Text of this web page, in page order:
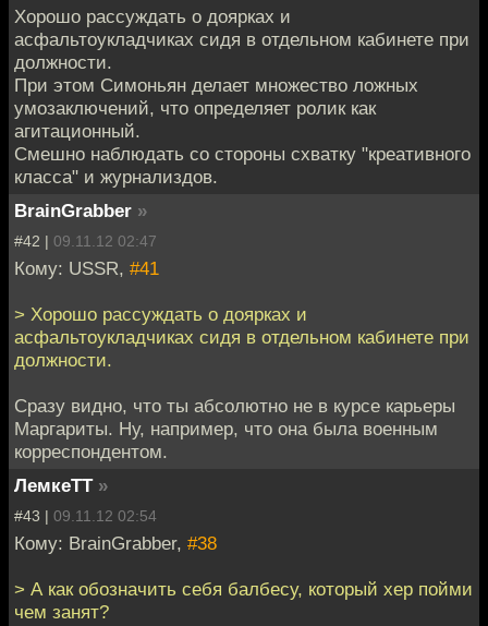
Хорошо рассуждать о доярках и
асфальтоукладчиках сидя в отдельном кабинете при
должности.
При этом Симоньян делает множество ложных
умозаключений, что определяет ролик как
агитационный.
Смешно наблюдать со стороны схватку "креативного
класса" и журнализдов.
BrainGrabber »
#42 | 09.11.12 02:47
Кому: USSR, #41
> Хорошо рассуждать о доярках и
асфальтоукладчиках сидя в отдельном кабинете при
должности.
Сразу видно, что ты абсолютно не в курсе карьеры
Маргариты. Ну, например, что она была военным
корреспондентом.
ЛемкеТТ »
#43 | 09.11.12 02:54
Кому: BrainGrabber, #38
> А как обозначить себя балбесу, который хер пойми
чем занят?